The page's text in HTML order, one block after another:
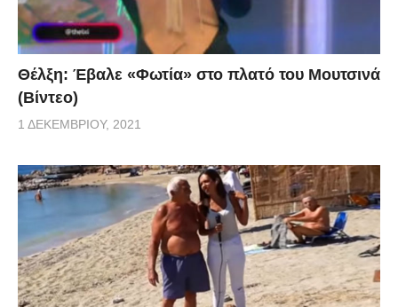
Θέλξη: Έβαλε «Φωτία» στο πλατό του Μουτσινά
(Βίντεο)
1 ΔΕΚΕΜΒΡΊΟΥ, 2021